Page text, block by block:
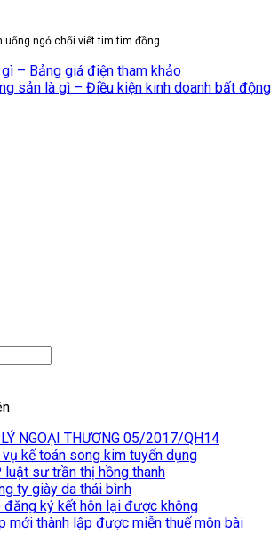
uống ngỏ chối viết tim tìm đồng
– Bảng giá điện tham khảo
sản là gì – Điều kiện kinh doanh bất động
NGOẠI THƯƠNG 05/2017/QH14
kế toán song kim tuyển dụng
luật sư trần thị hồng thanh
ty giày da thái bình
đăng ký kết hôn lại được không
mới thành lập được miễn thuế môn bài